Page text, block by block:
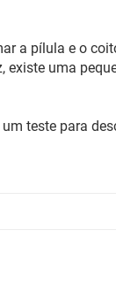
a pílula e o
uma
teste para